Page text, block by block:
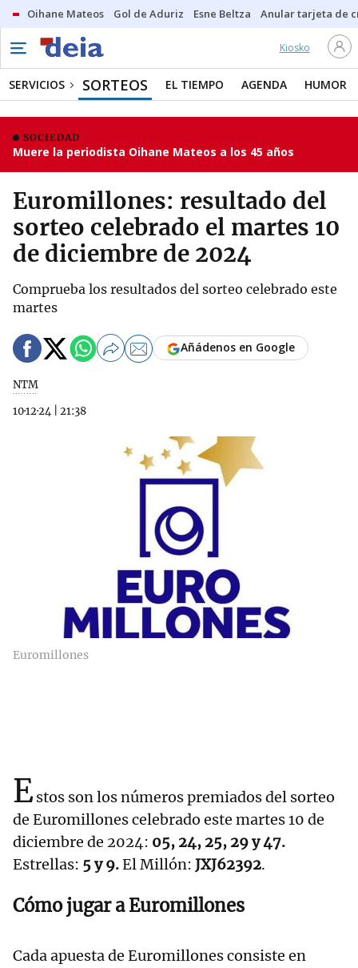
Oihane Mateos Gol de Aduriz Esne Beltza Anular tarjeta de
Kiosko
SERVICIOS SORTEOS EL TIEMPO AGENDA HUMOR
SOCIEDAD
Muere la periodista Oihane Mateos a los 45 años
Euromillones: resultado del
sorteo celebrado el martes 10
de diciembre de 2024
Comprueba los resultados del sorteo celebrado este
martes
NTM
10·12·24
21:38
Añádenos en Google
Euromillones
Estos son los números premiados del sorteo
de Euromillones celebrado este martes 10 de
diciembre de 2024: 05, 24, 25, 29 y 47.
Estrellas: 5 y 9.El Millón: JXJ62392.
Cómo jugar a Euromillones
Cada apuesta de Euromillones consiste en